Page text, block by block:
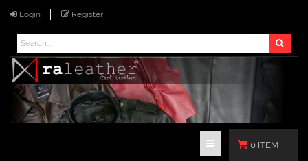
Login Register
0 ITEM